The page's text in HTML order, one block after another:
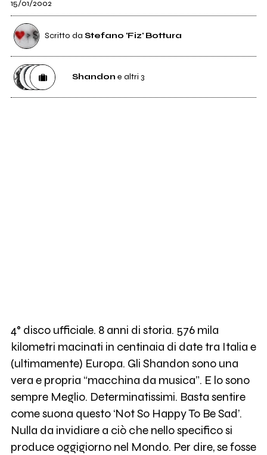
15/01/2002
Scritto da Stefano 'Fiz' Bottura
Shandon e altri 3
4° disco ufficiale. 8 anni di storia. 576 mila
kilometri macinati in centinaia di date tra Italia e
(ultimamente) Europa. Gli Shandon sono una
vera e propria “macchina da musica”. E lo sono
sempre Meglio. Determinatissimi. Basta sentire
come suona questo ‘Not So Happy To Be Sad’.
Nulla da invidiare a ciò che nello specifico si
produce oggigiorno nel Mondo. Per dire, se fosse